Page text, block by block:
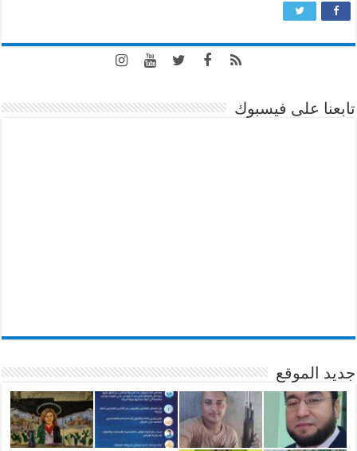
مغلقة
تابعنا على فيسبوك
جديد الموقع